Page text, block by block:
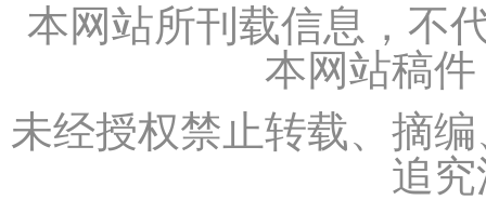
本网站所刊载信息，不
本网站稿
未经授权禁止转载、摘
追